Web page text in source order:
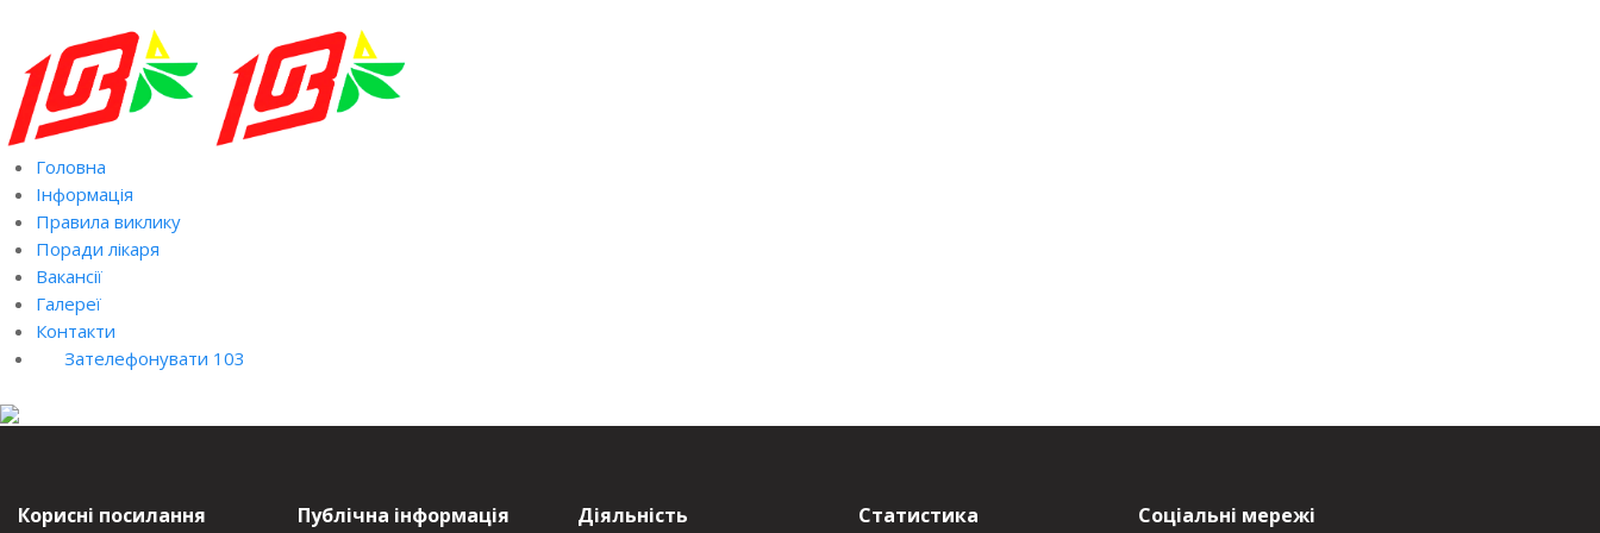
Головна
Інформація
Правила виклику
Поради лікаря
Вакансії
Галереї
Контакти
Зателефонувати 103
Корисні посилання Публічна інформація Діяльність Статистика Соціальні мережі